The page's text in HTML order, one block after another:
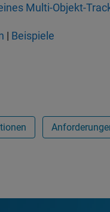
Multi-Objekt-
| Beispiele